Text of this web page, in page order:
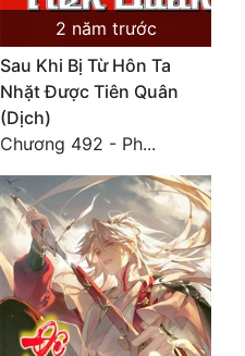
2 năm trước
Sau Khi Bị Từ Hôn Ta
Nhặt Được Tiên Quân
(Dịch)
Chương 492 - Ph...